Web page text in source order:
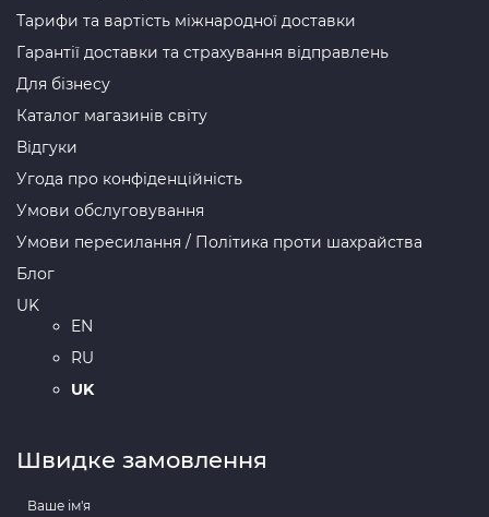
Тарифи та вартість міжнародної доставки
Гарантії доставки та страхування відправлень
Для бізнесу
Каталог магазинів світу
Відгуки
Угода про конфіденційність
Умови обслуговування
Умови пересилання / Політика проти шахрайства
Блог
UK
EN
RU
UK
Швидке замовлення
Ваше ім'я